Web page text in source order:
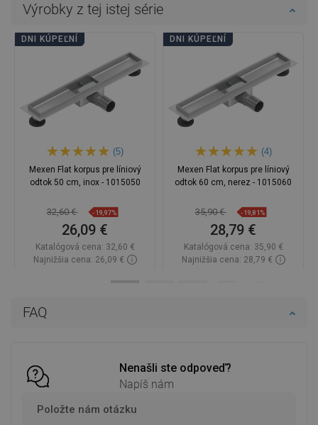
FAQ
Nenašli ste odpoveď?
Napíš nám
Položte nám otázku
Výrobky z tej istej série
DNI KÚPEĽNÍ
(5)
Mexen Flat korpus pre líniový
odtok 50 cm, inox - 1015050
32,60 € -19,97%
26,09 €
Katalógová cena: 32,60 €
Najnižšia cena: 26,09 €
DNI KÚPEĽNÍ
(4)
Mexen Flat korpus pre líniový
odtok 60 cm, nerez - 1015060
35,90 € -19,81%
28,79 €
Katalógová cena: 35,90 €
Najnižšia cena: 28,79 €